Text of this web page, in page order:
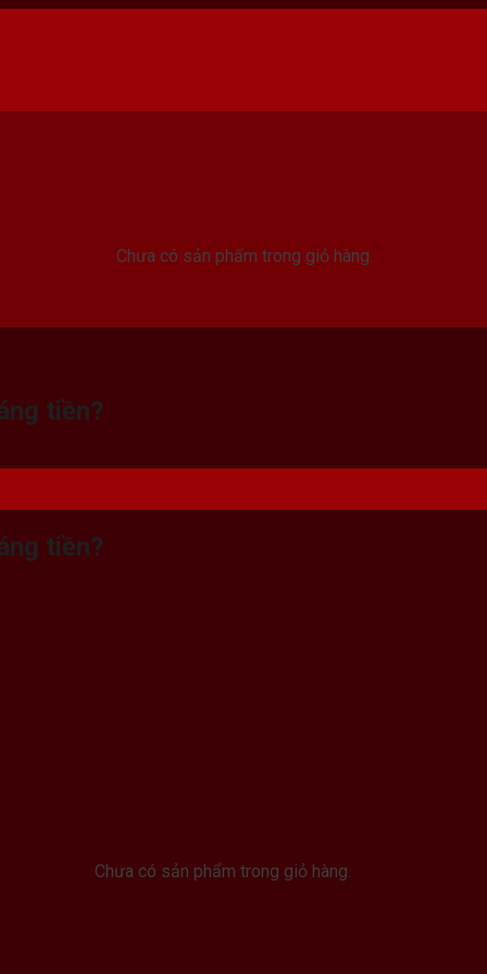
Chưa có sản phẩm trong giỏ hàng.
Chưa có sản phẩm trong giỏ hàng.
tiền?
tiền?